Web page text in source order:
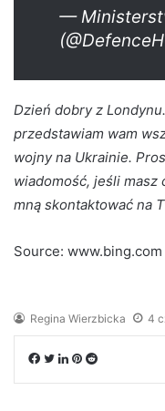
—
Dzień dobry z
przedstawiam wam
wojny na Ukrainie.
wiadomość, jeśli masz
mną skontaktować na
Source: www.bing.com
Regina Wierzbicka 4
Facebook
Twitter
LinkedIn
Pinterest
Reddit